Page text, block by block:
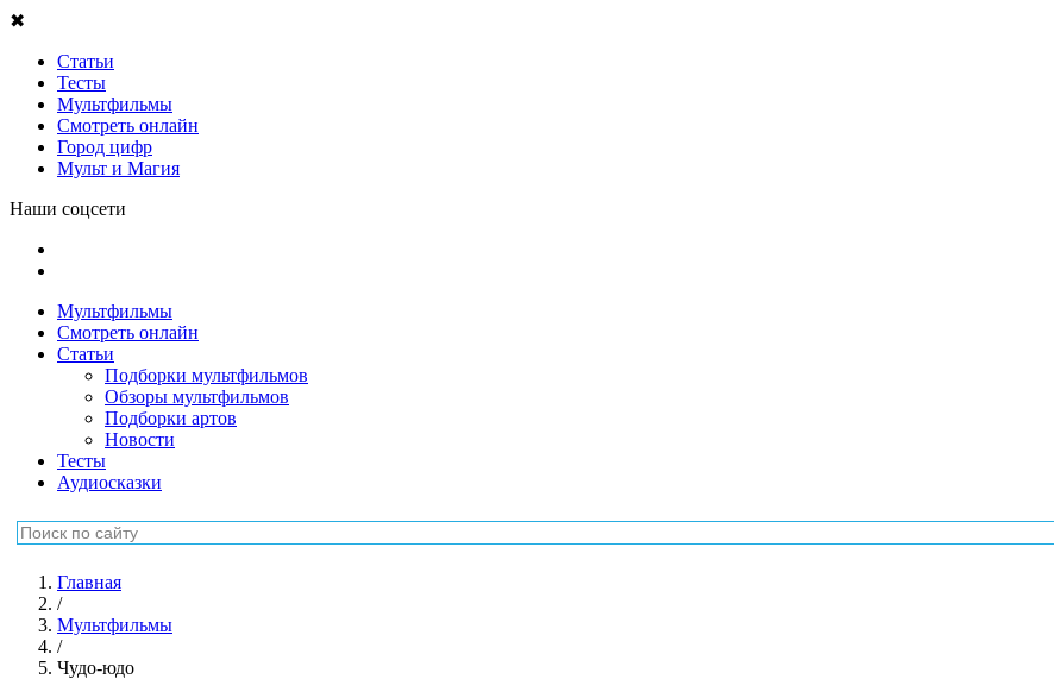
✖
Статьи
Тесты
Мультфильмы
Смотреть онлайн
Город цифр
Мульт и Магия
Наши соцсети
Мультфильмы
Смотреть онлайн
Статьи
Подборки мультфильмов
Обзоры мультфильмов
Подборки артов
Новости
Тесты
Аудиосказки
Главная
/
Мультфильмы
/
Чудо-юдо